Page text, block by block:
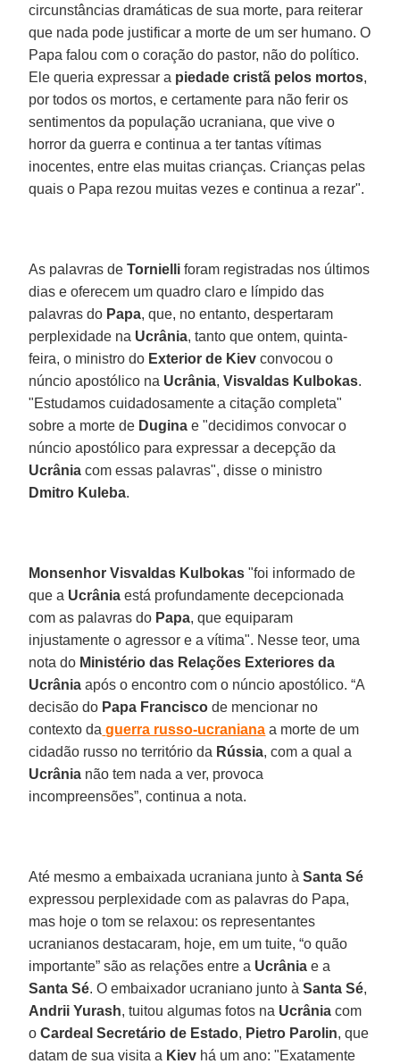
circunstâncias dramáticas de sua morte, para reiterar
que nada pode justificar a morte de um ser humano. O
Papa falou com o coração do pastor, não do político.
Ele queria expressar a piedade cristã pelos mortos,
por todos os mortos, e certamente para não ferir os
sentimentos da população ucraniana, que vive o
horror da guerra e continua a ter tantas vítimas
inocentes, entre elas muitas crianças. Crianças pelas
quais o Papa rezou muitas vezes e continua a rezar".
As palavras de Tornielli foram registradas nos últimos
dias e oferecem um quadro claro e límpido das
palavras do Papa, que, no entanto, despertaram
perplexidade na Ucrânia, tanto que ontem, quinta-
feira, o ministro do Exterior de Kiev convocou o
núncio apostólico na Ucrânia,Visvaldas Kulbokas.
"Estudamos cuidadosamente a citação completa"
sobre a morte de Dugina e "decidimos convocar o
núncio apostólico para expressar a decepção da
Ucrânia com essas palavras", disse o ministro
Dmitro Kuleba.
Monsenhor Visvaldas Kulbokas "foi informado de
que a Ucrânia está profundamente decepcionada
com as palavras do Papa, que equiparam
injustamente o agressor e a vítima". Nesse teor, uma
nota do Ministério das Relações Exteriores da
Ucrânia após o encontro com o núncio apostólico. “A
decisão do Papa Francisco de mencionar no
contexto da guerra russo-ucraniana a morte de um
cidadão russo no território da Rússia, com a qual a
Ucrânia não tem nada a ver, provoca
incompreensões”, continua a nota.
Até mesmo a embaixada ucraniana junto àSanta Sé
expressou perplexidade com as palavras do Papa,
mas hoje o tom se relaxou: os representantes
ucranianos destacaram, hoje, em um tuite, “o quão
importante” são as relações entre a Ucrânia e a
Santa Sé. O embaixador ucraniano junto àSanta Sé,
Andrii Yurash, tuitou algumas fotos na Ucrânia com
oCardeal Secretário de Estado, Pietro Parolin, que
datam de sua visita a Kiev há um ano: "Exatamente